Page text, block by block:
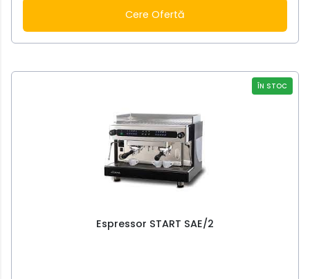
Cere Ofertă
ÎN STOC
Espressor START SAE/2